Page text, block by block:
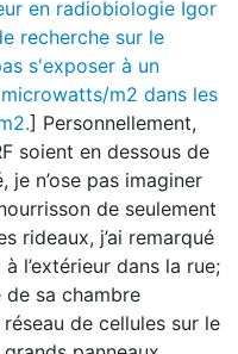
en radiobiologie Igor
recherche sur le
s'exposer à un
m2 dans les
] Personnellement,
soient en dessous de
n’ose pas imaginer
de seulement
rideaux, j’ai remarqué
l’extérieur dans la rue;
sa chambre
de cellules sur le